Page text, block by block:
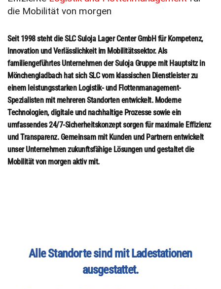
die Mobilität von morgen
Seit 1998 steht die SLC Suloja Lager Center GmbH für Kompetenz,
Innovation und Verlässlichkeit im Mobilitätssektor. Als
familiengeführtes Unternehmen der Suloja Gruppe mit Hauptsitz in
Mönchengladbach hat sich SLC vom klassischen Dienstleister zu
einem leistungsstarken Logistik- und Flottenmanagement-
Spezialisten mit mehreren Standorten entwickelt. Moderne
Technologien, digitale und nachhaltige Prozesse sowie ein
umfassendes 24/7-Sicherheitskonzept sorgen für maximale Effizienz
und Transparenz. Gemeinsam mit Kunden und Partnern entwickelt
unser Unternehmen zukunftsfähige Lösungen und gestaltet die
Mobilität von morgen aktiv mit.
Alle Standorte sind mit Ladestationen
ausgestattet.